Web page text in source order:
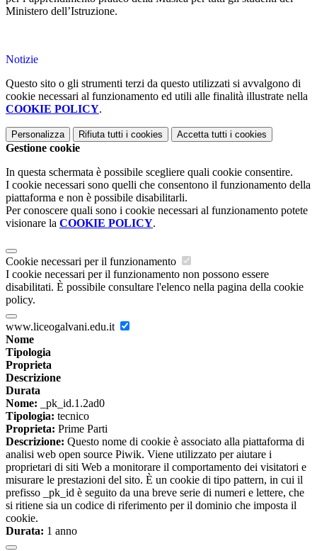
Ministero dell’Istruzione.
Notizie
Questo sito o gli strumenti terzi da questo utilizzati si avvalgono di
cookie necessari al funzionamento ed utili alle finalità illustrate nella
COOKIE POLICY.
Personalizza Rifiuta tutti i cookies Accetta tutti i cookies
Gestione cookie
In questa schermata è possibile scegliere quali cookie consentire.
I cookie necessari sono quelli che consentono il funzionamento della
piattaforma e non è possibile disabilitarli.
Per conoscere quali sono i cookie necessari al funzionamento potete
visionare la COOKIE POLICY.
Cookie necessari per il funzionamento
I cookie necessari per il funzionamento non possono essere
disabilitati. È possibile consultare l'elenco nella pagina della cookie
policy.
www.liceogalvani.edu.it
Nome
Tipologia
Proprieta
Descrizione
Durata
Nome: _pk_id.1.2ad0
Tipologia: tecnico
Proprieta: Prime Parti
Descrizione: Questo nome di cookie è associato alla piattaforma di
analisi web open source Piwik. Viene utilizzato per aiutare i
proprietari di siti Web a monitorare il comportamento dei visitatori e
misurare le prestazioni del sito. È un cookie di tipo pattern, in cui il
prefisso _pk_id è seguito da una breve serie di numeri e lettere, che
si ritiene sia un codice di riferimento per il dominio che imposta il
cookie.
Durata: 1 anno